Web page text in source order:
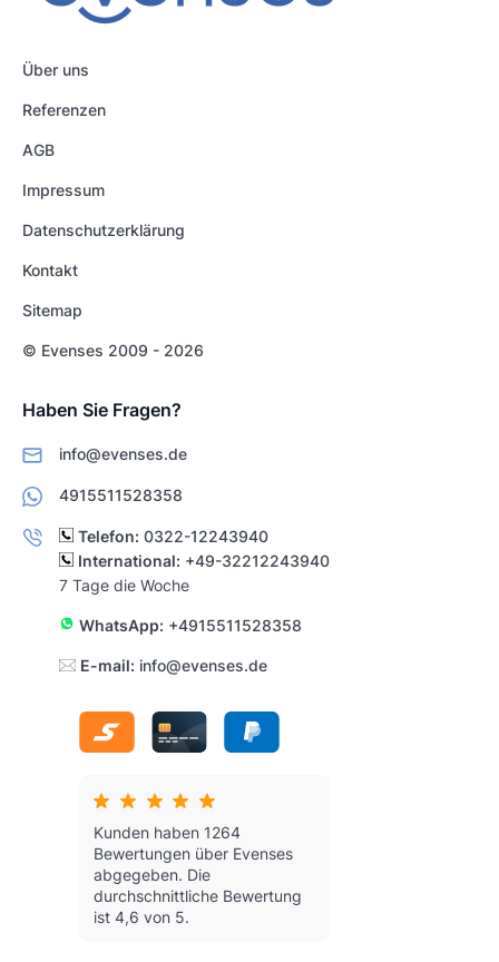
Über uns
Referenzen
AGB
Impressum
Datenschutzerklärung
Kontakt
Sitemap
© Evenses 2009 - 2026
Haben Sie Fragen?
info@evenses.de
4915511528358
Telefon: 0322-12243940
International: +49-32212243940
7 Tage die Woche
WhatsApp: +4915511528358
E-mail: info@evenses.de
Kunden haben 1264
Bewertungen über Evenses
abgegeben. Die
durchschnittliche Bewertung
ist 4,6 von 5.